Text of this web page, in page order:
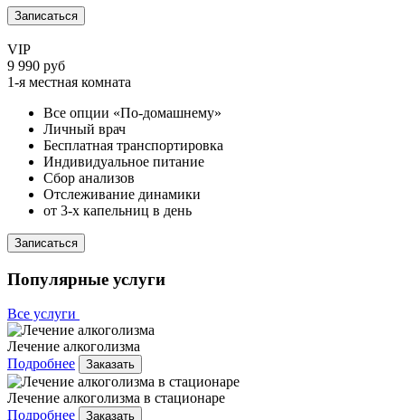
Записаться
VIP
9 990 руб
1-я местная комната
Все опции «По-домашнему»
Личный врач
Бесплатная транспортировка
Индивидуальное питание
Сбор анализов
Отслеживание динамики
от 3-х капельниц в день
Записаться
Популярные услуги
Все услуги
Лечение алкоголизма
Подробнее
Заказать
Лечение алкоголизма в стационаре
Подробнее
Заказать